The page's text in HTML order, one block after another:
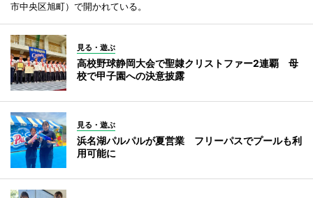
市中央区旭町）で開かれている。
見る・遊ぶ
高校野球静岡大会で聖隷クリストファー2連覇 母
校で甲子園への決意披露
見る・遊ぶ
浜名湖パルパルが夏営業 フリーパスでプールも利
用可能に